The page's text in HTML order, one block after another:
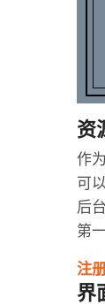
资
作
可
后
第
注
界